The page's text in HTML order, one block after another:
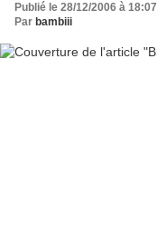
Publié le 28/12/2006 à 18:07
Par bambiii